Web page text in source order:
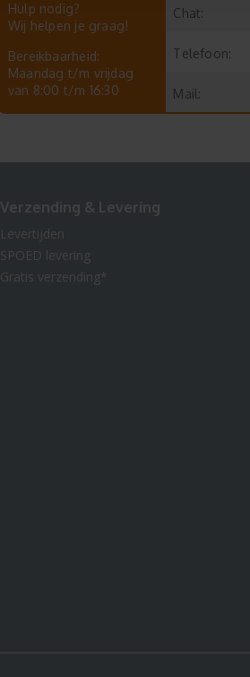
Hulp nodig?
Wij helpen je graag!
Bereikbaarheid:
Maandag t/m vrijdag
van 8:00 t/m 16:30
Chat:
Telefoon:
Mail:
Verzending & Levering
Levertijden
SPOED levering
Gratis verzending*